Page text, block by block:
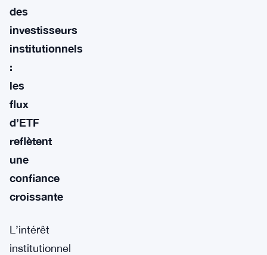
des
investisseurs
institutionnels
:
les
flux
d’ETF
reflètent
une
confiance
croissante
L’intérêt
institutionnel